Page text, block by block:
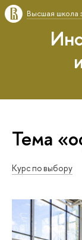
Высшая школа
Тема
Курс по выбору